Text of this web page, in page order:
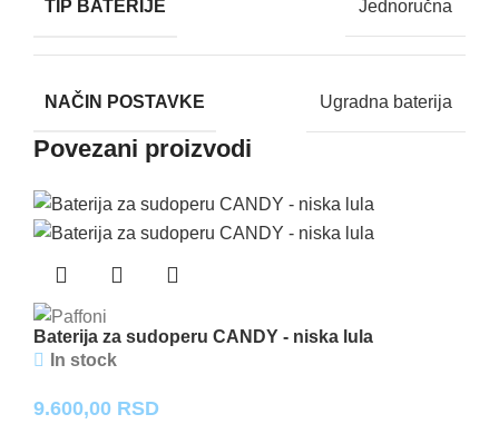
TIP BATERIJE Jednoručna
NAČIN POSTAVKE Ugradna baterija
Povezani proizvodi
Baterija za sudoperu CANDY - niska lula
In stock
9.600,00 RSD